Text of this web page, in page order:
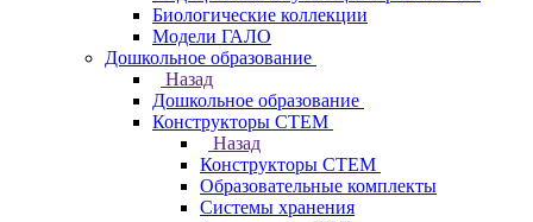
Биологические коллекции
Модели ГАЛО
Дошкольное образование
Назад
Дошкольное образование
Конструкторы СТЕМ
Назад
Конструкторы СТЕМ
Образовательные комплекты
Системы хранения